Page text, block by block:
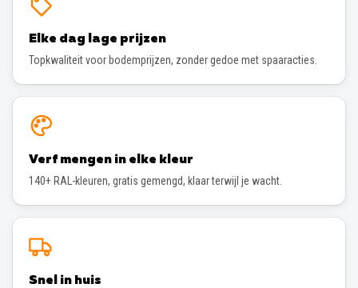
Elke dag lage prijzen
Topkwaliteit voor bodemprijzen, zonder gedoe met spaaracties.
Verf mengen in elke kleur
140+ RAL-kleuren, gratis gemengd, klaar terwijl je wacht.
Snel in huis